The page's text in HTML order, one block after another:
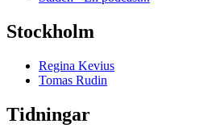
Stockholm
Regina Kevius
Tomas Rudin
Tidningar